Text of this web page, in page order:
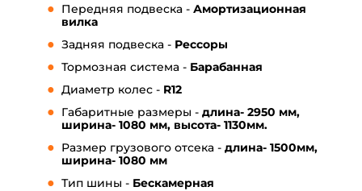
Передняя подвеска - Амортизационная
вилка
Задняя подвеска - Рессоры
Тормозная система - Барабанная
Диаметр колес - R12
Габаритные размеры - длина- 2950 мм,
ширина- 1080 мм, высота- 1130мм.
Размер грузового отсека - длина- 1500мм,
ширина- 1080 мм
Тип шины - Бескамерная